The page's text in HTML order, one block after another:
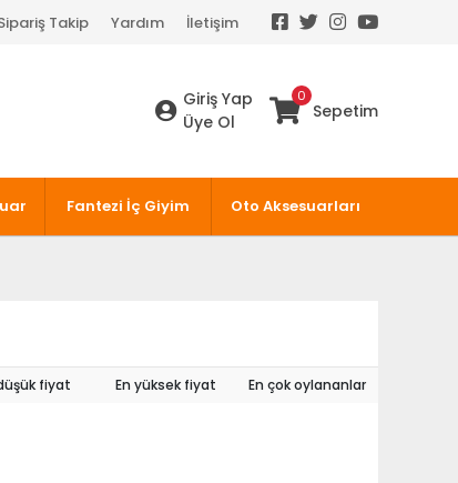
Takip Yardım İletişim
Giriş Yap
Üye Ol
0
Sepetim
Fantezi İç Giyim Oto Aksesuarları
fiyat En yüksek fiyat En çok oylananlar